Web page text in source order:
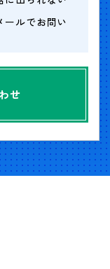
ールでお問い
せ